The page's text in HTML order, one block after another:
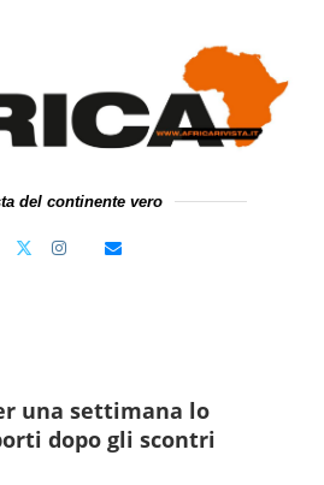
del continente vero
una settimana lo
dopo gli scontri